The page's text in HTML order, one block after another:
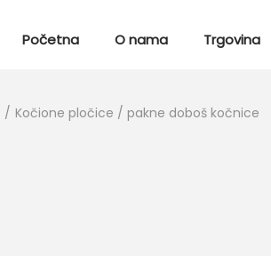
Početna O nama Trgovina
/ Kočione pločice / pakne doboš kočnice